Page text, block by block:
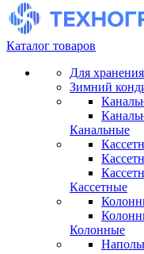
Каталог товаров
Для
Зимний
Канальные
Кассетные
Колонные